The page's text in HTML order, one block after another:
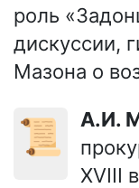
роль
дискуссии,
Мазона о
📜
XVIII